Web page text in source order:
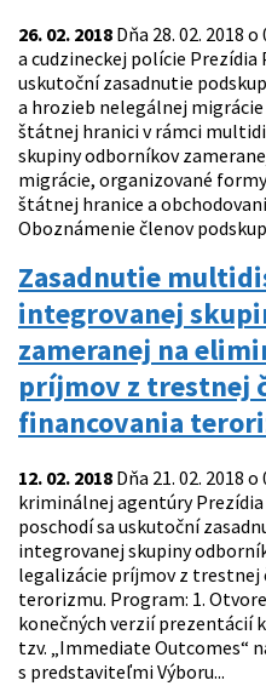
26. 02. 2018 Dňa 28. 02. 2018
a cudzineckej polície
uskutoční zasadnutie
a hrozieb nelegálnej
štátnej hranici v rámci
skupiny odborníkov
migrácie, organizované
štátnej hranice a
Oboznámenie členov
Zasadnutie
integrovanej
zameranej na
príjmov z trestnej
financovania
12. 02. 2018 Dňa 21. 02. 2018
kriminálnej agentúry
poschodí sa uskutoční
integrovanej skupiny
legalizácie príjmov z trestnej
terorizmu. Program: 1.
konečných verzií prezentácií
tzv. „Immediate Outcomes“
s predstaviteľmi Výboru...